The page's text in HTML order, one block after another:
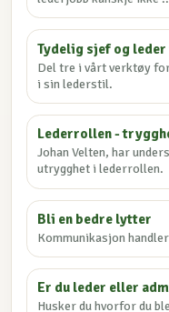
Tydelig sjef og leder
Del tre i vårt verktøy
i sin lederstil.
Lederrollen -
Johan Velten, har
utrygghet i lederrollen.
Bli en bedre lytter
Kommunikasjon
Er du leder eller
Husker du hvorfor du